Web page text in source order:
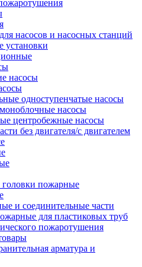
насосов и насосных станций
установки
насосы
одноступенчатые насосы
насосы
центробежные насосы
без двигателя/с двигателем
пожарные
и соединительные части
для пластиковых труб
пожаротушения
арматура и